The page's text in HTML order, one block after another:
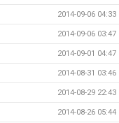
2014-09-06 04:33
2014-09-06 03:47
2014-09-01 04:47
2014-08-31 03:46
2014-08-29 22:43
2014-08-26 05:44